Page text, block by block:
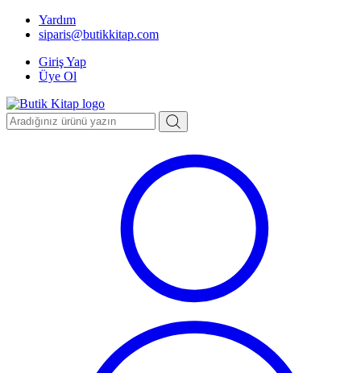
Yardım
siparis@butikkitap.com
Giriş Yap
Üye Ol